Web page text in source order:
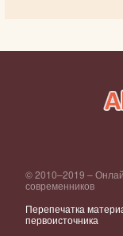
© 2010–2019 –
современников
Перепечатка
первоисточника